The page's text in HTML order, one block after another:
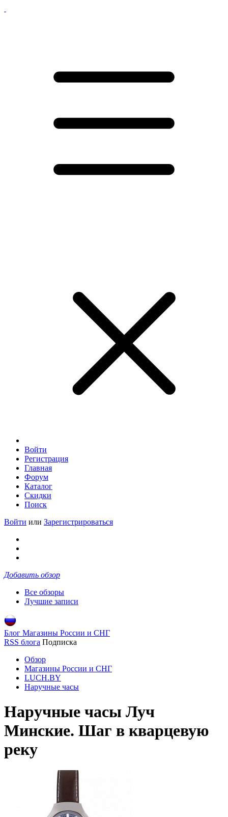
Войти
Регистрация
Главная
Форум
Каталог
Скидки
Поиск
Войти или Зарегистрироваться
Добавить обзор
Все обзоры
Лучшие записи
Блог Магазины России и СНГ
RSS блога Подписка
Обзор
Магазины России и СНГ
LUCH.BY
Наручные часы
Наручные часы Луч
Минские. Шаг в кварцевую
реку